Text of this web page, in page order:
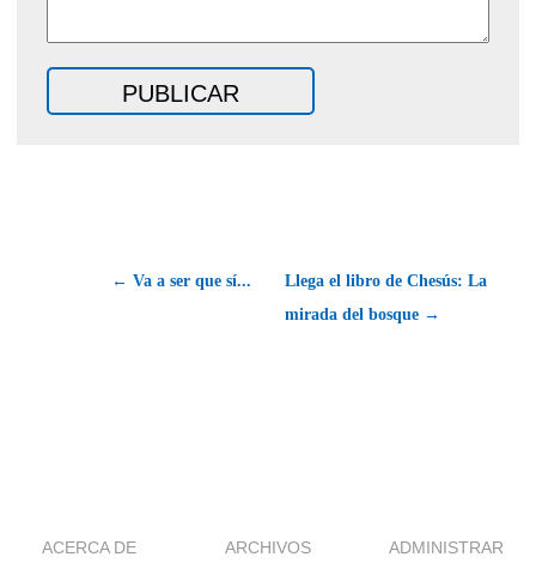
← Va a ser que sí...
Llega el libro de Chesús: La
mirada del bosque →
ACERCA DE ARCHIVOS ADMINISTRAR